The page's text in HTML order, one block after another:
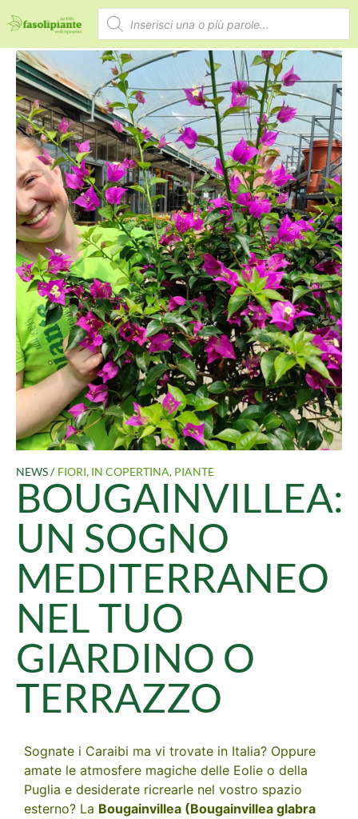
NEWS / FIORI, IN COPERTINA, PIANTE
BOUGAINVILLEA:
UN SOGNO
MEDITERRANEO
NEL TUO
GIARDINO O
TERRAZZO
Sognate i Caraibi ma vi trovate in Italia? Oppure
amate le atmosfere magiche delle Eolie o della
Puglia e desiderate ricrearle nel vostro spazio
esterno? La Bougainvillea (Bougainvillea glabra